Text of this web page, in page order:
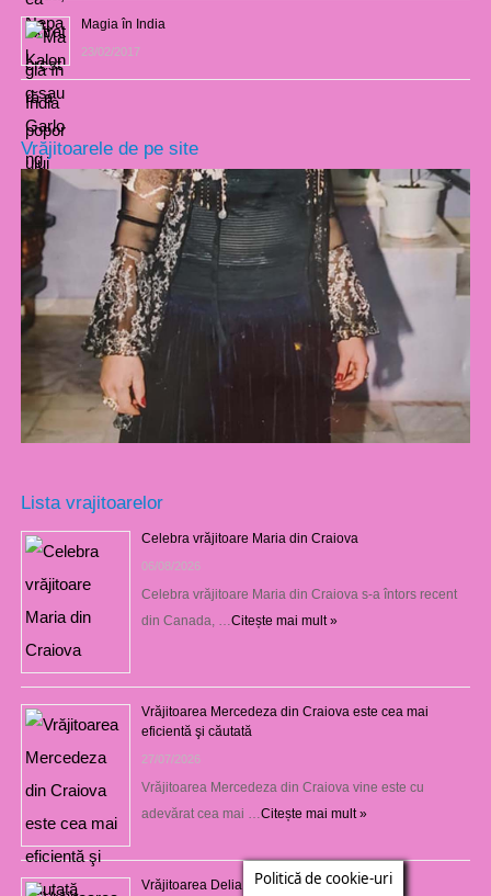
Magia în India
23/02/2017
Vrăjitoarele de pe site
Lista vrajitoarelor
Celebra vrăjitoare Maria din Craiova
06/08/2026
Celebra vrăjitoare Maria din Craiova s-a întors recent
din Canada, … Citește mai mult »
Vrăjitoarea Mercedeza din Craiova este cea mai
eficientă şi căutată
27/07/2026
Vrăjitoarea Mercedeza din Craiova vine este cu
adevărat cea mai … Citește mai mult »
Vrăjitoarea Delia din CraiovaPolitică de cookie-uri